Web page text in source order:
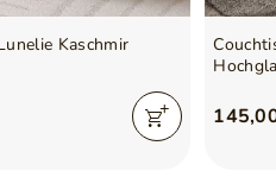
Kaschmir